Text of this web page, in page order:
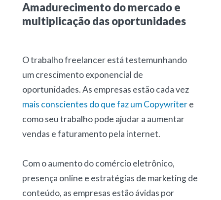
Amadurecimento do mercado e
multiplicação das oportunidades
O trabalho freelancer está testemunhando
um crescimento exponencial de
oportunidades. As empresas estão cada vez
mais conscientes do que faz um Copywritere
como seu trabalho pode ajudar a aumentar
vendas e faturamento pela internet.
Com o aumento do comércio eletrônico,
presença online e estratégias de marketing de
conteúdo, as empresas estão ávidas por